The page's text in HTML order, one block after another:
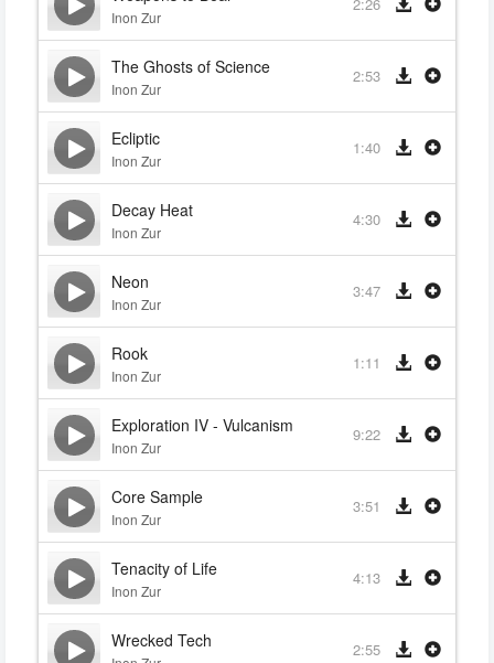
Inon Zur
The Ghosts of Science
Inon Zur
2:53
Ecliptic
Inon Zur
1:40
Decay Heat
Inon Zur
4:30
Neon
Inon Zur
3:47
Rook
Inon Zur
1:11
Exploration IV - Vulcanism
Inon Zur
9:22
Core Sample
Inon Zur
3:51
Tenacity of Life
Inon Zur
4:13
Wrecked Tech 2:55